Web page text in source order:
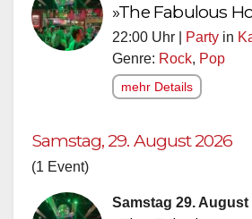
»The Fabulous
22:00 Uhr | Party in
Genre: Rock, Pop
mehr Details
Samstag, 29. August 2026
(1 Event)
Samstag 29. August